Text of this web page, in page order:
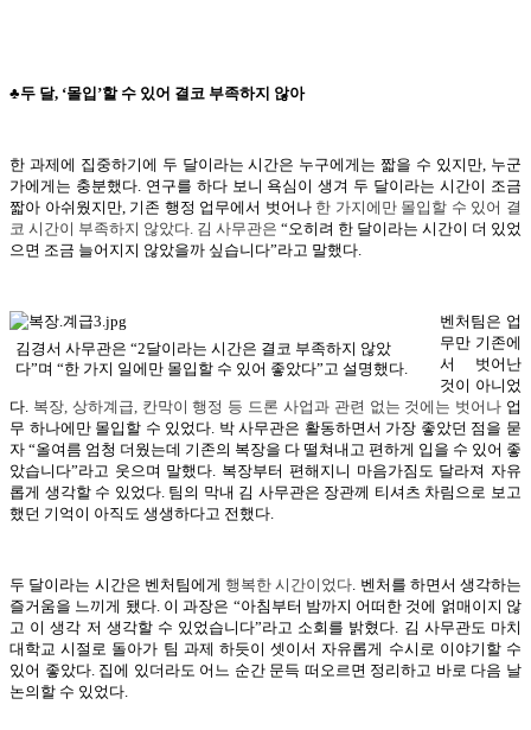
♣두 달, ‘몰입’할 수 있어 결코 부족하지 않아
한 과제에 집중하기에 두 달이라는 시간은 누구에게는 짧을 수 있지만, 누군
가에게는 충분했다. 연구를 하다 보니 욕심이 생겨 두 달이라는 시간이 조금
짧아 아쉬웠지만, 기존 행정 업무에서 벗어나 한 가지에만 몰입 할 수 있어 결
코 시간이 부족하지 않았다. 김 사무관은 “오히려 한 달이라는 시간이 더 있었
으면 조금 늘어지지 않았을까 싶습니다”라고 말했다.
김경서 사무관은 “2달이라는 시간은 결코 부족하지 않았
다”며 “한 가지 일에만 몰입할 수 있어 좋았다”고 설명했다.
벤처팀은 업
무만 기존에
서 벗어난
것이 아니었
다. 복장, 상하계급, 칸막이 행정 등 드론 사업과 관련 없는 것에는 벗어나 업
무 하나에만 몰입할 수 있었다. 박 사무관은 활동하면서 가장 좋았던 점을 묻
자 “올여름 엄청 더웠는데 기존의 복장을 다 떨쳐내고 편하게 입을 수 있어 좋
았습니다”라고 웃으며 말했다. 복장부터 편해지니 마음가짐도 달라져 자유
롭게 생각할 수 있었다. 팀의 막내 김 사무관은 장관께 티셔츠 차림으로 보고
했던 기억이 아직도 생생하다고 전했다.
두 달이라는 시간은 벤처팀에게 행복한 시간이었다. 벤처를 하면서 생각하는
즐거움을 느끼게 됐다. 이 과장은 “아침부터 밤까지 어떠한 것에 얽매이지 않
고 이 생각 저 생각할 수 있었습니다”라고 소회를 밝혔다. 김 사무관도 마치
대학교 시절로 돌아가 팀 과제 하듯이 셋이서 자유롭게 수시로 이야기할 수
있어 좋았다. 집에 있더라도 어느 순간 문득 떠오르면 정리하고 바로 다음 날
논의할 수 있었다.